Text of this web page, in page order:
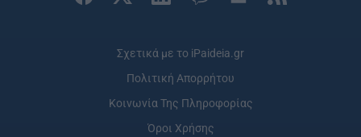
Σχετικά με το iPaideia.gr
Πολιτική Απορρήτου
Κοινωνία Της Πληροφορίας
Όροι Χρήσης